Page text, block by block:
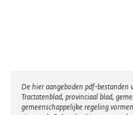
Disclaimer
De hier aangeboden pdf-bestanden
Tractatenblad, provinciaal blad,
gemeenschappelijke regeling